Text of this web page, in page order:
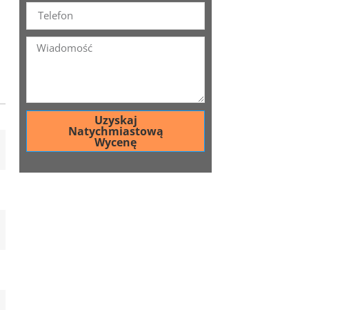
Uzyskaj
Natychmiastową
Wycenę